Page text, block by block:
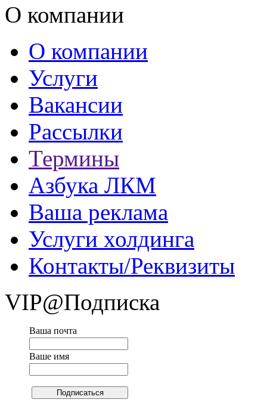
О компании
О компании
Услуги
Вакансии
Рассылки
Термины
Азбука ЛКМ
Ваша реклама
Услуги холдинга
Контакты/Реквизиты
VIP@Подписка
Ваша почта
Ваше имя